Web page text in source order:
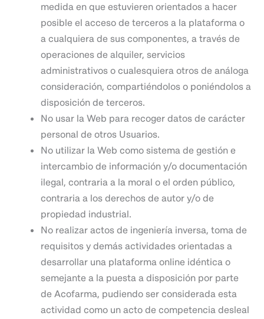
medida en que estuvieren orientados a hacer
posible el acceso de terceros a la plataforma o
a cualquiera de sus componentes, a través de
operaciones de alquiler, servicios
administrativos o cualesquiera otros de análoga
consideración, compartiéndolos o poniéndolos a
disposición de terceros.
No usar la Web para recoger datos de carácter
personal de otros Usuarios.
No utilizar la Web como sistema de gestión e
intercambio de información y/o documentación
ilegal, contraria a la moral o el orden público,
contraria a los derechos de autor y/o de
propiedad industrial.
No realizar actos de ingeniería inversa, toma de
requisitos y demás actividades orientadas a
desarrollar una plataforma online idéntica o
semejante a la puesta a disposición por parte
de Acofarma, pudiendo ser considerada esta
actividad como un acto de competencia desleal